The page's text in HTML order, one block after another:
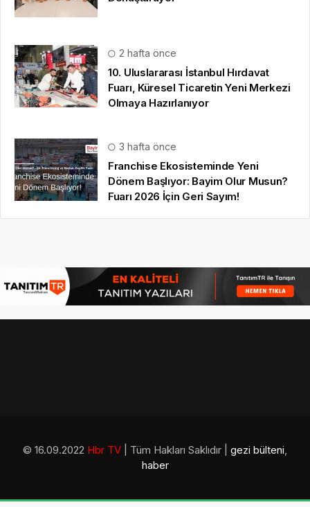
2 hafta önce
10. Uluslararası İstanbul Hırdavat
Fuarı, Küresel Ticaretin Yeni Merkezi
Olmaya Hazırlanıyor
3 hafta önce
Franchise Ekosisteminde Yeni
Dönem Başlıyor: Bayim Olur Musun?
Fuarı 2026 İçin Geri Sayım!
© 16.09.2022 Hbr TV | Tüm Hakları Saklıdır | gezi bülteni,
haber